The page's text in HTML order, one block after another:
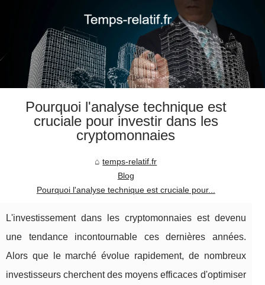
Pourquoi l'analyse technique est
cruciale pour investir dans les
cryptomonnaies
temps-relatif.fr
Blog
Pourquoi l'analyse technique est cruciale pour...
L'investissement dans les cryptomonnaies est devenu
une tendance incontournable ces dernières années.
Alors que le marché évolue rapidement, de nombreux
investisseurs cherchent des moyens efficaces d'optimiser